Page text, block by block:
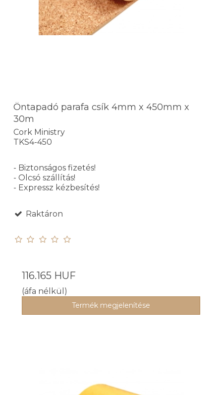
Öntapadó parafa csík 4mm x 450mm x
30m
Cork Ministry
TKS4-450
- Biztonságos fizetés!
- Olcsó szállítás!
- Expressz kézbesítés!
Raktáron
116.165 HUF
(áfa nélkül)
Termék megjelenítése